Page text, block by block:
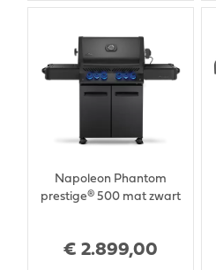
€ 2.899,00
Napoleon Phantom
prestige® 500 mat zwart